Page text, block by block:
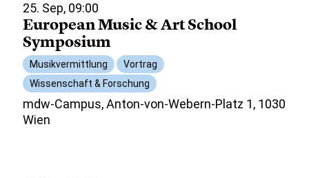
25. Sep, 09:00
European Music & Art School
Symposium
Musikvermittlung
Vortrag
Wissenschaft & Forschung
mdw-Campus, Anton-von-Webern-Platz 1, 1030
Wien